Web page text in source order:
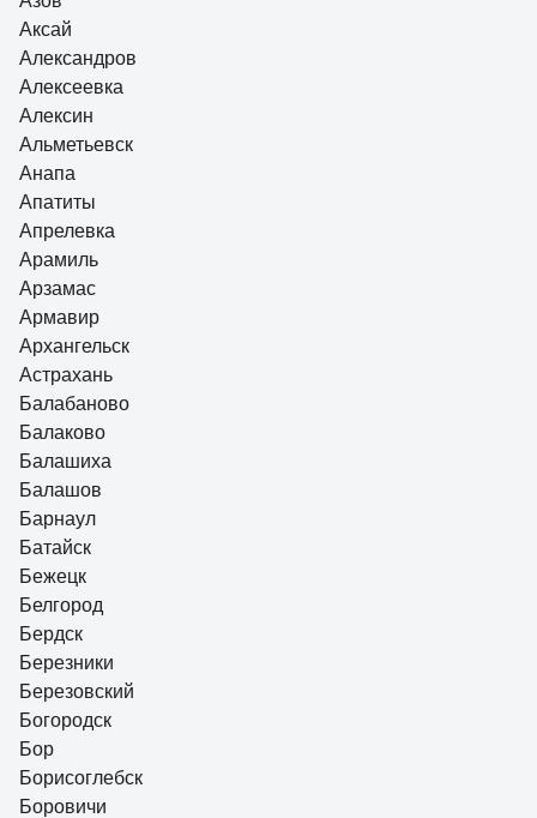
Аксай
Александров
Алексеевка
Алексин
Альметьевск
Анапа
Апатиты
Апрелевка
Арамиль
Арзамас
Армавир
Архангельск
Астрахань
Балабаново
Балаково
Балашиха
Балашов
Барнаул
Батайск
Бежецк
Белгород
Бердск
Березники
Березовский
Богородск
Бор
Борисоглебск
Боровичи